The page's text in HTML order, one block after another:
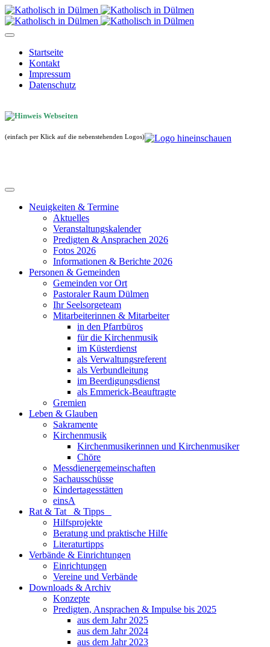
Startseite
Kontakt
Impressum
Datenschutz
(einfach per Klick auf die nebenstehenden Logos)
Neuigkeiten & Termine
Aktuelles
Veranstaltungskalender
Predigten & Ansprachen 2026
Fotos 2026
Informationen & Berichte 2026
Personen & Gemeinden
Gemeinden vor Ort
Pastoraler Raum Dülmen
Ihr Seelsorgeteam
Mitarbeiterinnen & Mitarbeiter
in den Pfarrbüros
für die Kirchenmusik
im Küsterdienst
als Verwaltungsreferent
als Verbundleitung
im Beerdigungsdienst
als Emmerick-Beauftragte
Gremien
Leben & Glauben
Sakramente
Kirchenmusik
Kirchenmusikerinnen und Kirchenmusiker
Chöre
Messdienergemeinschaften
Sachausschüsse
Kindertagesstätten
einsA
Rat & Tat & Tipps
Hilfsprojekte
Beratung und praktische Hilfe
Literaturtipps
Verbände & Einrichtungen
Einrichtungen
Vereine und Verbände
Downloads & Archiv
Konzepte
Predigten, Ansprachen & Impulse bis 2025
aus dem Jahr 2025
aus dem Jahr 2024
aus dem Jahr 2023